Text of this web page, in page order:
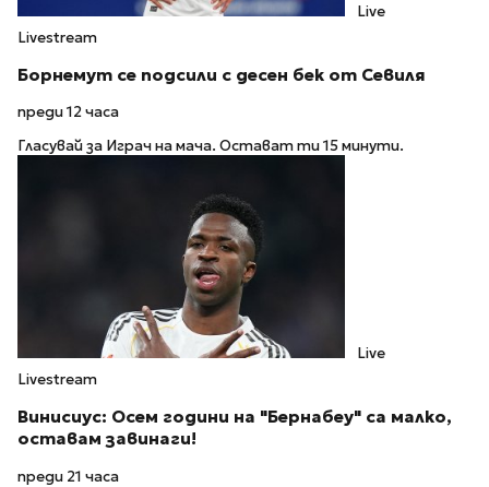
Live
Livestream
Борнемут се подсили с десен бек от Севиля
преди 12 часа
Гласувай за Играч на мача. Остават ти 15 минути.
Live
Livestream
Винисиус: Осем години на "Бернабеу" са малко,
оставам завинаги!
преди 21 часа